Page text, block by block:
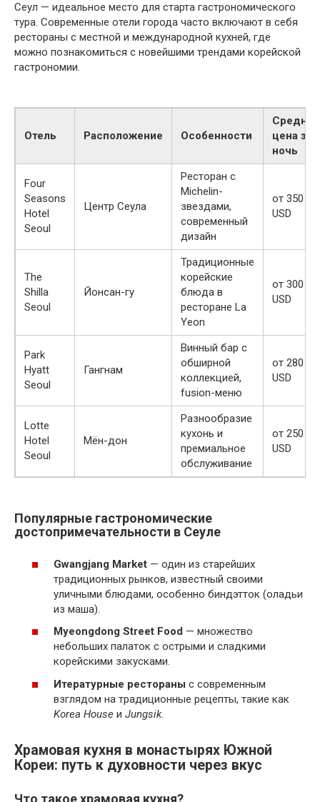
Сеул — идеальное место для старта гастрономического
тура. Современные отели города часто включают в себя
рестораны с местной и международной кухней, где
можно познакомиться с новейшими трендами корейской
гастрономии.
Отель Расположение Особенности
Средняя
цена за
ночь
Four
Seasons
Hotel
Seoul
Центр Сеула
Ресторан с
Michelin-
звездами,
современный
дизайн
от 350
USD
The
Shilla
Seoul
Йонсан-гу
Традиционные
корейские
блюда в
ресторане La
Yeon
от 300
USD
Park
Hyatt
Seoul
Гангнам
Винный бар с
обширной
коллекцией,
fusion-меню
от 280
USD
Lotte
Hotel
Seoul
Мён-дон
Разнообразие
кухонь и
премиальное
обслуживание
от 250
USD
Популярные гастрономические
достопримечательности в Сеуле
Gwangjang Market — один из старейших
традиционных рынков, известный своими
уличными блюдами, особенно биндэтток (оладьи
из маша).
Myeongdong Street Food — множество
небольших палаток с острыми и сладкими
корейскими закусками.
Итературные рестораны с современным
взглядом на традиционные рецепты, такие как
Korea House и Jungsik.
Храмовая кухня в монастырях Южной
Кореи: путь к духовности через вкус
Что такое храмовая кухня?